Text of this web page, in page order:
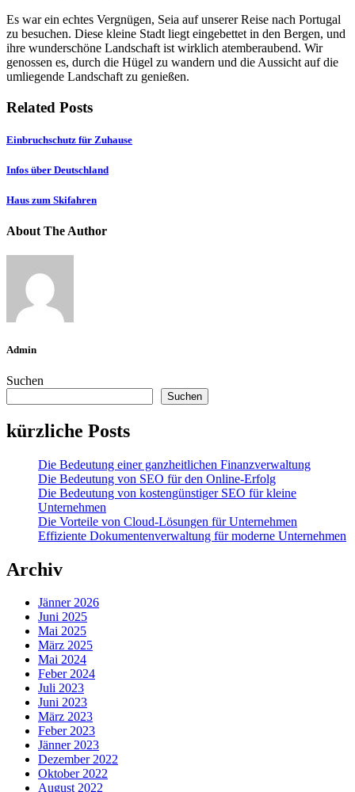
Es war ein echtes Vergnügen, Seia auf unserer Reise nach Portugal
zu besuchen. Diese kleine Stadt liegt eingebettet in den Bergen, und
ihre wunderschöne Landschaft ist wirklich atemberaubend. Wir
genossen es, durch die Hügel zu wandern und die Aussicht auf die
umliegende Landschaft zu genießen.
Related Posts
Einbruchschutz für Zuhause
Infos über Deutschland
Haus zum Skifahren
About The Author
Admin
Suchen
Suchen
kürzliche Posts
Die Bedeutung einer ganzheitlichen Finanzverwaltung
Die Bedeutung von SEO für den Online-Erfolg
Die Bedeutung von kostengünstiger SEO für kleine
Unternehmen
Die Vorteile von Cloud-Lösungen für Unternehmen
Effiziente Dokumentenverwaltung für moderne Unternehmen
Archiv
Jänner 2026
Juni 2025
Mai 2025
März 2025
Mai 2024
Feber 2024
Juli 2023
Juni 2023
März 2023
Feber 2023
Jänner 2023
Dezember 2022
Oktober 2022
August 2022